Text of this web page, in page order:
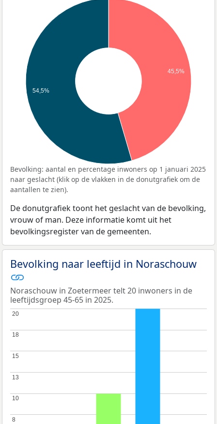
45,5%
54,5%
Bevolking: aantal en percentage inwoners op 1 januari 2025
naar geslacht (klik op de vlakken in de donutgrafiek om de
aantallen te zien).
De donutgrafiek toont het geslacht van de bevolking,
vrouw of man. Deze informatie komt uit het
bevolkingsregister van de gemeenten.
Bevolking naar leeftijd in Noraschouw
Noraschouw in Zoetermeer telt 20 inwoners in de
leeftijdsgroep 45-65 in 2025.
8
8
10
10
13
13
15
15
18
18
20
20